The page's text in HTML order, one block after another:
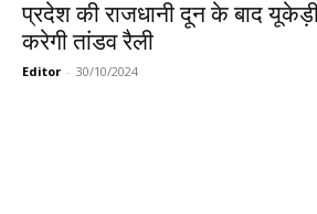
प्रदेश की राजधानी दून के बाद
करेगी तांडव रैली
Editor - 30/10/2024